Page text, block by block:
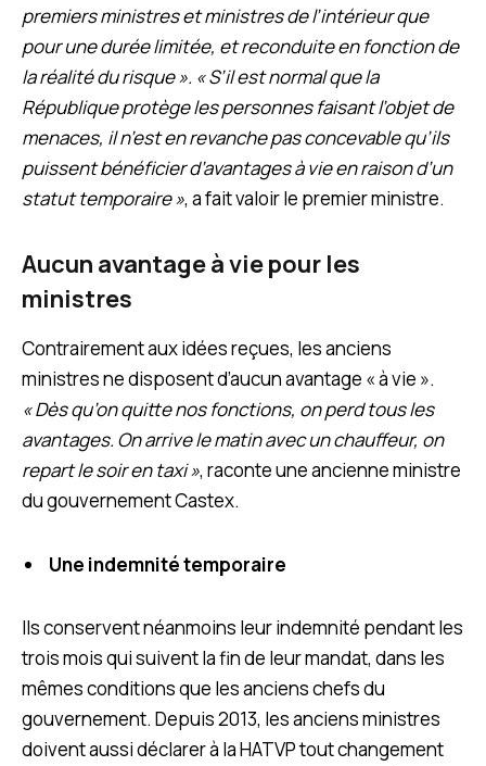
premiers ministres et ministres de l’intérieur que
pour une durée limitée, et reconduite en fonction de
la réalité du risque ». « S’il est normal que la
République protège les personnes faisant l’objet de
menaces, il n’est en revanche pas concevable qu’ils
puissent bénéficier d’avantages à vie en raison d’un
statut temporaire », a fait valoir le premier ministre.
Aucun avantage à vie pour les
ministres
Contrairement aux idées reçues, les anciens
ministres ne disposent d’aucun avantage « à vie ».
« Dès qu’on quitte nos fonctions, on perd tous les
avantages. On arrive le matin avec un chauffeur, on
repart le soir en taxi », raconte une ancienne ministre
du gouvernement Castex.
Une indemnité temporaire
Ils conservent néanmoins leur indemnité pendant les
trois mois qui suivent la fin de leur mandat, dans les
mêmes conditions que les anciens chefs du
gouvernement. Depuis 2013, les anciens ministres
doivent aussi déclarer à la HATVP tout changement